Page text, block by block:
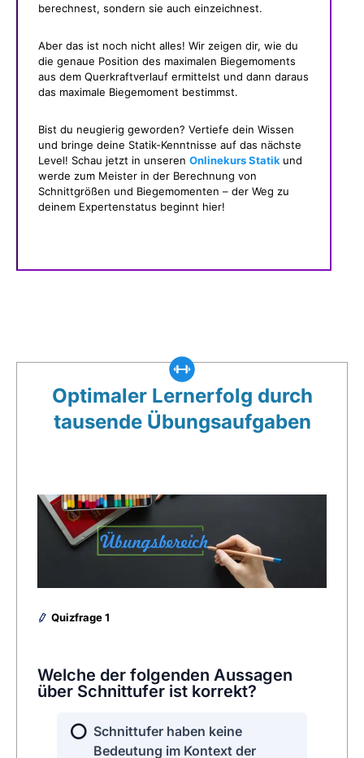
berechnest, sondern sie auch einzeichnest.
Aber das ist noch nicht alles! Wir zeigen dir, wie du
die genaue Position des maximalen Biegemoments
aus dem Querkraftverlauf ermittelst und dann daraus
das maximale Biegemoment bestimmst.
Bist du neugierig geworden? Vertiefe dein Wissen
und bringe deine Statik-Kenntnisse auf das nächste
Level! Schau jetzt in unseren Onlinekurs Statik und
werde zum Meister in der Berechnung von
Schnittgrößen und Biegemomenten – der Weg zu
deinem Expertenstatus beginnt hier!
Optimaler Lernerfolg durch
tausende Übungsaufgaben
Quizfrage 1